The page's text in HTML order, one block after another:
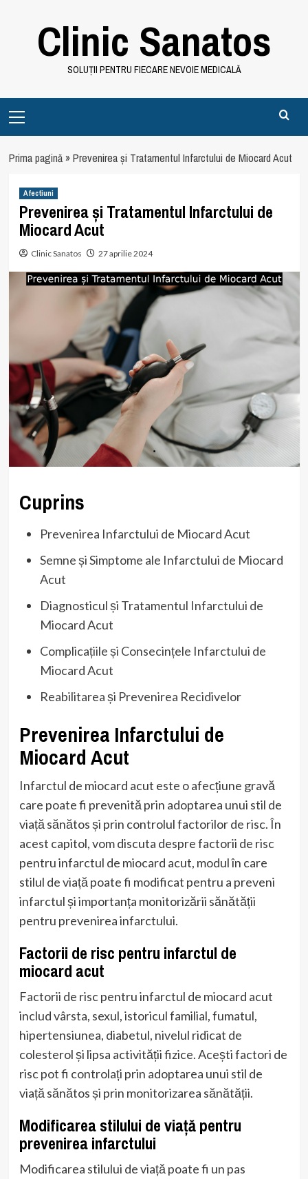
Clinic Sanatos
SOLUȚII PENTRU FIECARE NEVOIE MEDICALĂ
Menu
Prima pagină»Prevenirea și Tratamentul Infarctului de Miocard Acut
Afectiuni
Prevenirea și Tratamentul Infarctului de
Miocard Acut
Clinic Sanatos 27 aprilie 2024
Cuprins
Prevenirea Infarctului de Miocard Acut
Semne și Simptome ale Infarctului de Miocard
Acut
Diagnosticul și Tratamentul Infarctului de
Miocard Acut
Complicațiile și Consecințele Infarctului de
Miocard Acut
Reabilitarea și Prevenirea Recidivelor
Prevenirea Infarctului de
Miocard Acut
Infarctul de miocard acut este o afecțiune gravă
care poate fi prevenită prin adoptarea unui stil de
viață sănătos și prin controlul factorilor de risc. În
acest capitol, vom discuta despre factorii de risc
pentru infarctul de miocard acut, modul în care
stilul de viață poate fi modificat pentru a preveni
infarctul și importanța monitorizării sănătății
pentru prevenirea infarctului.
Factorii de risc pentru infarctul de
miocard acut
Factorii de risc pentru infarctul de miocard acut
includ vârsta, sexul, istoricul familial, fumatul,
hipertensiunea, diabetul, nivelul ridicat de
colesterol și lipsa activității fizice. Acești factori de
risc pot fi controlați prin adoptarea unui stil de
viață sănătos și prin monitorizarea sănătății.
Modificarea stilului de viață pentru
prevenirea infarctului
Modificarea stilului de viață poate fi un pas